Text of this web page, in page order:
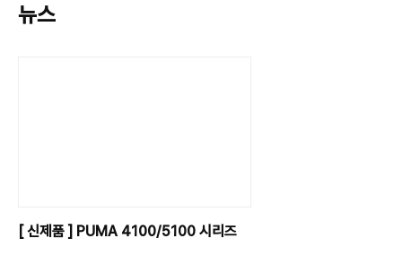
뉴스
[ 신제품 ] PUMA 4100/5100 시리즈